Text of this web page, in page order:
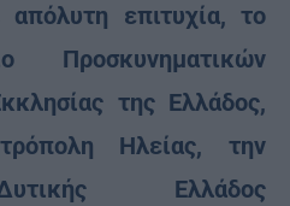
απόλυτη επιτυχία, το
Προσκυνηματικών
της Ελλάδος,
Ηλείας, την
Ελλάδος